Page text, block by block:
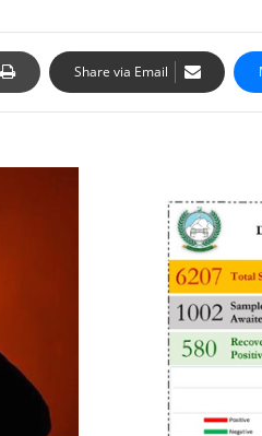
Share via Email
مٹہ،نامعلوم
خودکشی